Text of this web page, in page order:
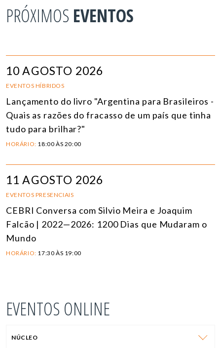
PRÓXIMOS EVENTOS
10 AGOSTO 2026
EVENTOS HÍBRIDOS
Lançamento do livro "Argentina para Brasileiros -
Quais as razões do fracasso de um país que tinha
tudo para brilhar?"
HORÁRIO: 18:00 ÀS 20:00
11 AGOSTO 2026
EVENTOS PRESENCIAIS
CEBRI Conversa com Silvio Meira e Joaquim
Falcão | 2022—2026: 1200 Dias que Mudaram o
Mundo
HORÁRIO: 17:30 ÀS 19:00
EVENTOS ONLINE
NÚCLEO